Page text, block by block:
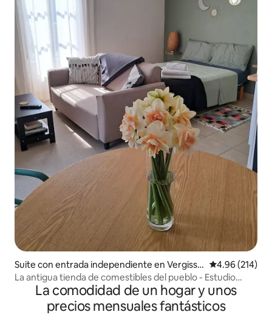
Suite con entrada independiente en Vergisso
n
Calificación
4.96 (214)
La antigua tienda de comestibles del pueblo - Estudio
independiente
La comodidad de un hogar y unos
precios mensuales fantásticos